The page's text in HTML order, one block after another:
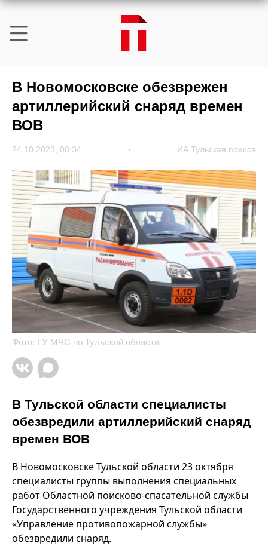
В Новомосковске обезврежен
артиллерийский снаряд времен
ВОВ
24.10.2023, 08:34 ИА Тульская пресса
Фото: ГУ МЧС по Тульской области
В Тульской области специалисты
обезвредили артиллерийский снаряд
времен ВОВ
В Новомосковске Тульской области 23 октября
специалисты группы выполнения специальных
работ Областной поисково-спасательной службы
Государственного учреждения Тульской области
«Управление противопожарной службы»
обезвредили снаряд.